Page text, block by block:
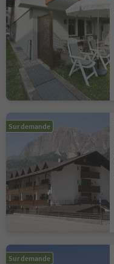
Sur demande
Sur demande